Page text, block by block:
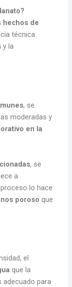
hechos de
técnica
y la
, se
moderadas y
en la
, se
a
lo hace
poroso que
el
que la
adecuado para